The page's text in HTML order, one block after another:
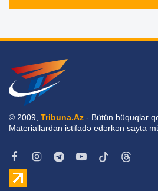
© 2009, Tribuna.Az - Bütün hüquqlar
Materiallardan istifadə edərkən sayta